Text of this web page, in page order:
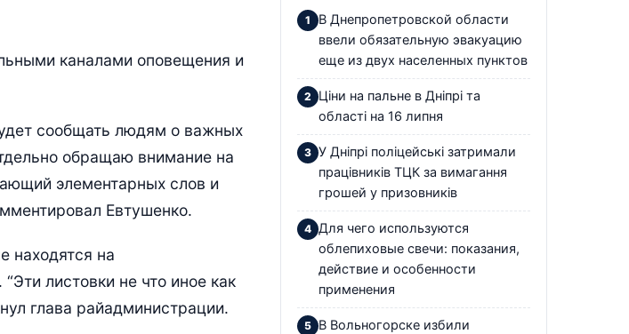
каналами оповещения и
сообщать людям о важных
обращаю внимание на
элементарных слов и
Евтушенко.
находятся на
листовки не что иное как
глава райадминистрации.
В Днепропетровской области
ввели обязательную эвакуацию
еще из двух населенных пунктов
Ціни на пальне в Дніпрі та
області на 16 липня
У Дніпрі поліцейські затримали
працівників ТЦК за вимагання
грошей у призовників
Для чего используются
облепиховые свечи: показания,
действие и особенности
применения
В Вольногорске избили